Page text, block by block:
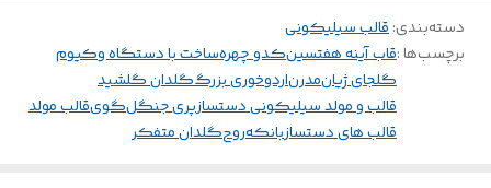
دسته‌بندی:قالب سیلیکونی
برچسب‌ها :قاب آینه هفتسینکدو چهرهساخت با دستگاه وکیوم
گلجای ژیانمدرناردوخوری بزرگگلدان گلشید
قالب و مولد سیلیکونی دستسازپری جنگلگویقالب مولد
قالب های دستسازبانکهروحگلدان متفکر